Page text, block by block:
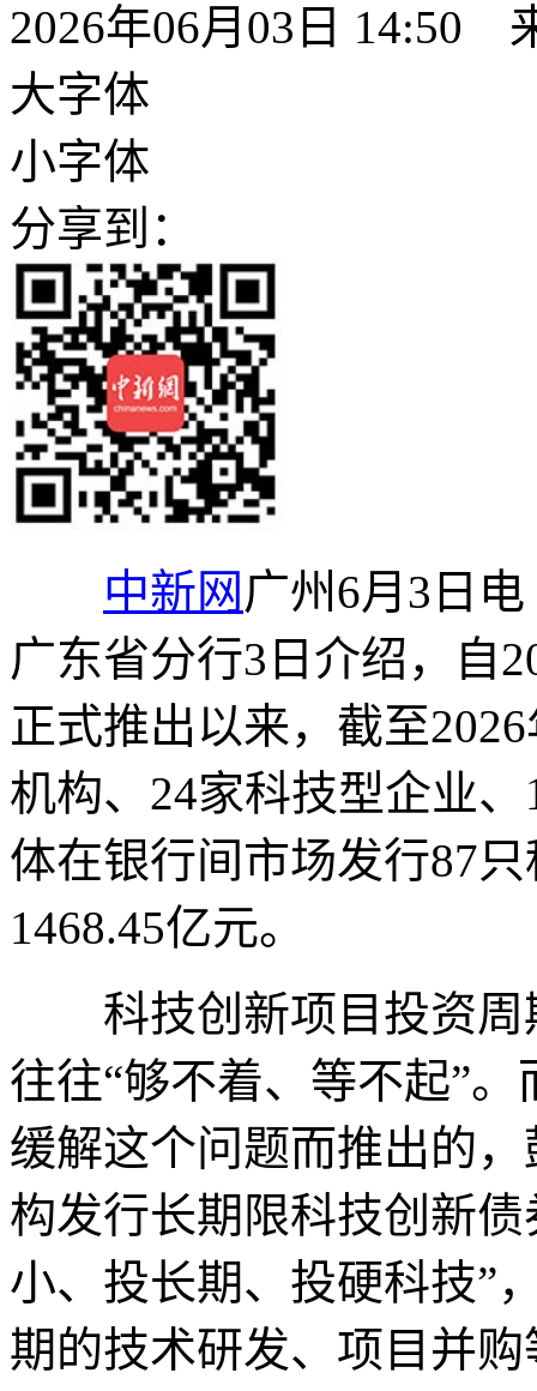
2026年06月03日 14:50
大字体
小字体
分享到：
中新网 广州6月3日
广东省分行3日介绍，自
正式推出以来，截至
机构、24家科技型企业
体在银行间市场发行87
1468.45亿元。
科技创新项目投资周
往往“够不着、等不起”
缓解这个问题而推出的
构发行长期限科技创新
小、投长期、投硬科技”
期的技术研发、项目并